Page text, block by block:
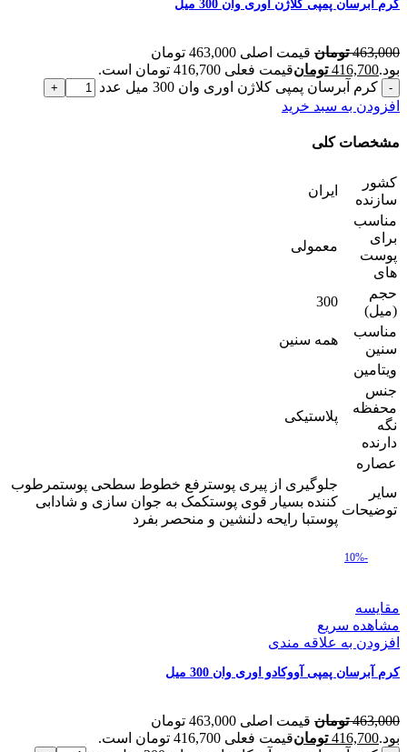
کرم آبرسان پمپی کلاژن اوری وان 300 میل
463,000 تومان
قیمت اصلی 463,000 تومان
بود.416,700 تومانقیمت فعلی 416,700 تومان است.
کرم آبرسان پمپی کلاژن اوری وان 300 میل عدد
افزودن به سبد خرید
مشخصات کلی
کشور
سازنده
ایران
مناسب
برای
پوست
های
معمولی
حجم
(میل)
300
مناسب
سنین
همه سنین
ویتامین
جنس
محفظه
نگه
دارنده
پلاستیکی
عصاره
سایر
توضیحات
جلوگیری از پیری پوسترفع خطوط سطحی پوستمرطوب
کننده بسیار قوی پوستکمک به جوان سازی و شادابی
پوستبا رایحه دلنشین و منحصر بفرد
-10%
مقایسه
مشاهده سریع
افزودن به علاقه مندی
کرم آبرسان پمپی آووکادو اوری وان 300 میل
463,000 تومان
قیمت اصلی 463,000 تومان
بود.416,700 تومانقیمت فعلی 416,700 تومان است.